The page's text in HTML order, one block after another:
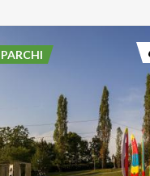
PARCHI